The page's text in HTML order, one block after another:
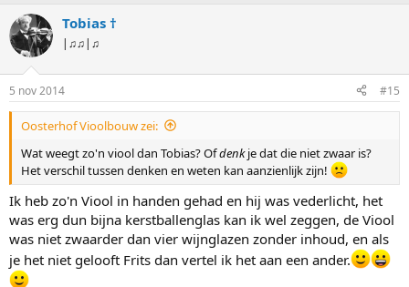
Tobias †
|♫♫|♫
5 nov 2014 #15
Oosterhof Vioolbouw zei:
Wat weegt zo'n viool dan Tobias? Ofdenkje dat die niet zwaar is?
Het verschil tussen denken en weten kan aanzienlijk zijn!
Ik heb zo'n Viool in handen gehad en hij was vederlicht, het
was erg dun bijna kerstballenglas kan ik wel zeggen, de Viool
was niet zwaarder dan vier wijnglazen zonder inhoud, en als
je het niet gelooft Frits dan vertel ik het aan een ander.